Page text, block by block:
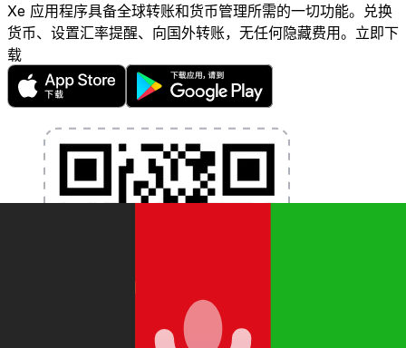
Xe 应用程序具备全球转账和货币管理所需的一切功能。兑换
货币、设置汇率提醒、向国外转账，无任何隐藏费用。立即下
载